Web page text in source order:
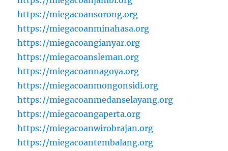
https://miegacoansorong.org
https://miegacoanminahasa.org
https://miegacoangianyar.org
https://miegacoansleman.org
https://miegacoannagoya.org
https://miegacoanmongonsidi.org
https://miegacoanmedanselayang.org
https://miegacoangaperta.org
https://miegacoanwirobrajan.org
https://miegacoantembalang.org